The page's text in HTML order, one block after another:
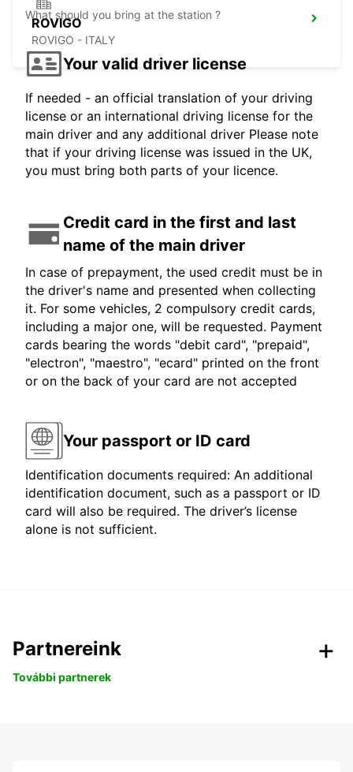
ROVIGO
ROVIGO - ITALY
What should you bring at the station ?
Your valid driver license
If needed - an official translation of your driving
license or an international driving license for the
main driver and any additional driver Please note
that if your driving license was issued in the UK,
you must bring both parts of your licence.
Credit card in the first and last
name of the main driver
In case of prepayment, the used credit must be in
the driver's name and presented when collecting
it. For some vehicles, 2 compulsory credit cards,
including a major one, will be requested. Payment
cards bearing the words "debit card", "prepaid",
"electron", "maestro", "ecard" printed on the front
or on the back of your card are not accepted
Your passport or ID card
Identification documents required: An additional
identification document, such as a passport or ID
card will also be required. The driver’s license
alone is not sufficient.
Partnereink
További partnerek